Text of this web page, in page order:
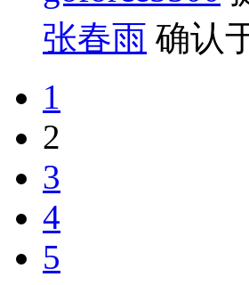
张春雨 确认
1
2
3
4
5